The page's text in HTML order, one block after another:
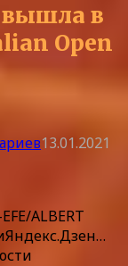
вышла в
Open
13.01.2021
ALBERT
Яндекс.Дзен…